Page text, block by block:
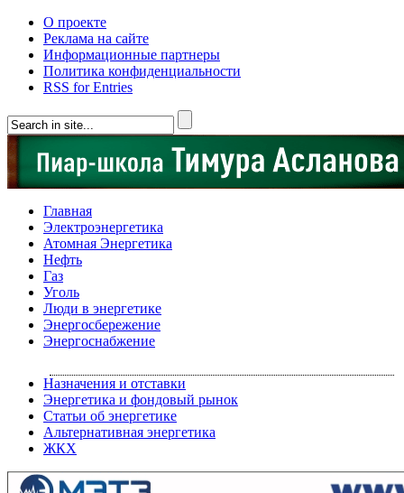
О проекте
Реклама на сайте
Информационные партнеры
Политика конфиденциальности
RSS for Entries
Главная
Электроэнергетика
Атомная Энергетика
Нефть
Газ
Уголь
Люди в энергетике
Энергосбережение
Энергоснабжение
Назначения и отставки
Энергетика и фондовый рынок
Статьи об энергетике
Альтернативная энергетика
ЖКХ